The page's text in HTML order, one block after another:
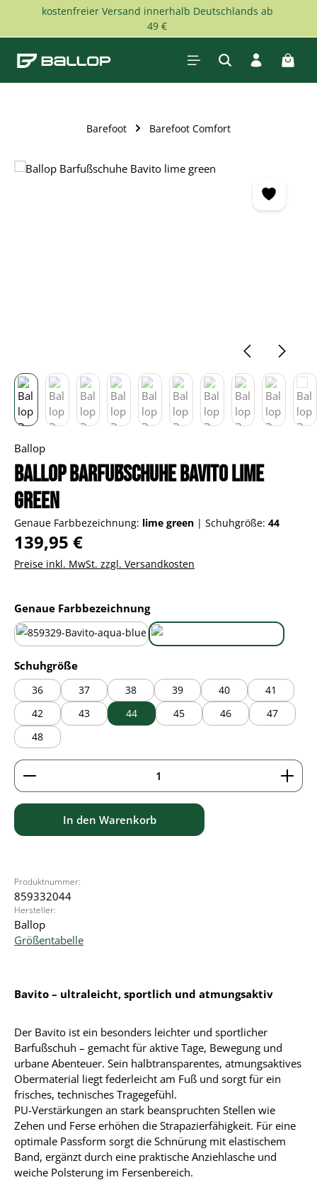
Zum Hauptinhalt springen
kostenfreier Versand innerhalb Deutschlands ab
49 €
Barefoot Barefoot Comfort
Bildergalerie überspringen
Ballop
Ballop Barfußschuhe Bavito lime
green
Genaue Farbbezeichnung: lime green | Schuhgröße: 44
Regulärer Preis:
139,95 €
Preise inkl. MwSt. zzgl. Versandkosten
Genaue Farbbezeichnungauswählen
aqua blue lime green
Schuhgrößeauswählen
36 37 38 39 40
41
42
43 44 45 46
47
48
Produkt Anzahl: Gib den gewünschten Wert ein
In den Warenkorb
Produktnummer:
859332044
Hersteller:
Ballop
Größentabelle
Bavito – ultraleicht, sportlich und atmungsaktiv
Der Bavito ist ein besonders leichter und sportlicher
Barfußschuh – gemacht für aktive Tage, Bewegung und
urbane Abenteuer. Sein halbtransparentes, atmungsaktives
Obermaterial liegt federleicht am Fuß und sorgt für ein
frisches, technisches Tragegefühl.
PU-Verstärkungen an stark beanspruchten Stellen wie
Zehen und Ferse erhöhen die Strapazierfähigkeit. Für eine
optimale Passform sorgt die Schnürung mit elastischem
Band, ergänzt durch eine praktische Anziehlasche und
weiche Polsterung im Fersenbereich.